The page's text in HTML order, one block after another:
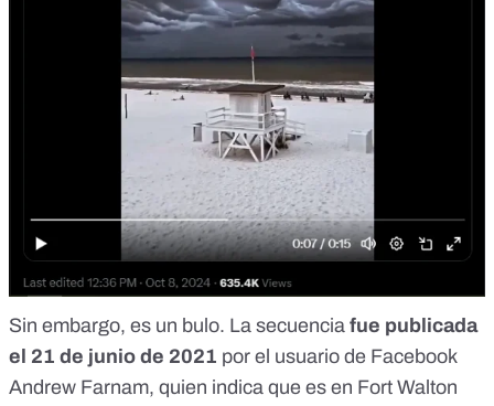
Sin embargo, es un bulo. La secuencia fue publicada
el 21 de junio de 2021 por el usuario de Facebook
Andrew Farnam, quien indica que es en Fort Walton